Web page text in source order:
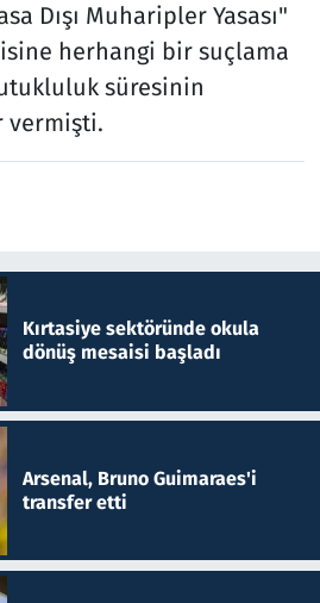
Dışı Muharipler Yasası"
herhangi bir suçlama
süresinin
vermişti.
Kırtasiye sektöründe okula
dönüş mesaisi başladı
Arsenal, Bruno Guimaraes'i
transfer etti